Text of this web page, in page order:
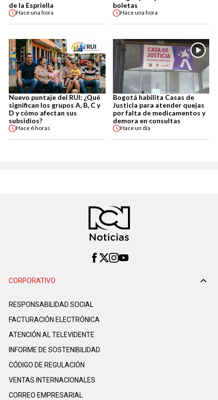
de la Espriella
Haceuna hora
boletas
Haceuna hora
Nuevo puntaje del RUI: ¿Qué
significan los grupos A, B, C y
D y cómo afectan sus
subsidios?
Hace 6 horas
Bogotá habilita Casas de
Justicia para atender quejas
por falta de medicamentos y
demora en consultas
Haceun día
CORPORATIVO
RESPONSABILIDAD SOCIAL
FACTURACIÓN ELECTRÓNICA
ATENCIÓN AL TELEVIDENTE
INFORME DE SOSTENIBILIDAD
CÓDIGO DE REGULACIÓN
VENTAS INTERNACIONALES
CORREO EMPRESARIAL